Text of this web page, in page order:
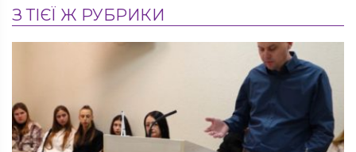
З ТІЄЇ Ж РУБРИКИ